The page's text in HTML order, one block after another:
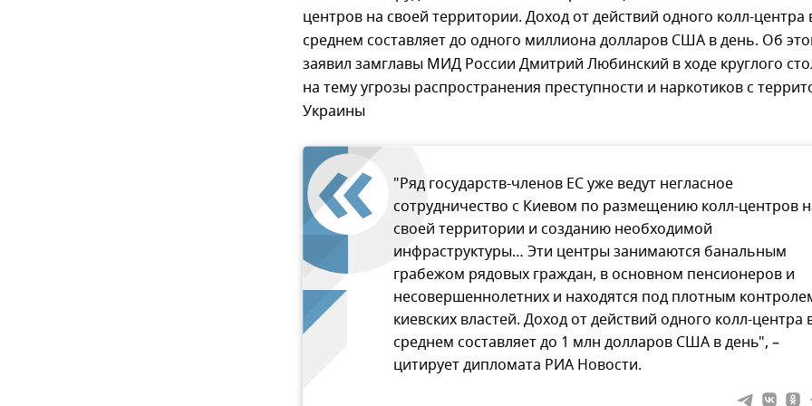
центров на своей территории. Доход от действий одного колл-центра
среднем составляет до одного миллиона долларов США в день. Об
заявил замглавы МИД России Дмитрий Любинский в ходе круглого
на тему угрозы распространения преступности и наркотиков с
Украины
"Ряд государств-членов ЕС уже ведут негласное
сотрудничество с Киевом по размещению колл-центров
своей территории и созданию необходимой
инфраструктуры… Эти центры занимаются банальным
грабежом рядовых граждан, в основном пенсионеров и
несовершеннолетних и находятся под плотным
киевских властей. Доход от действий одного колл-центра
среднем составляет до 1 млн долларов США в день", –
цитирует дипломата РИА Новости.